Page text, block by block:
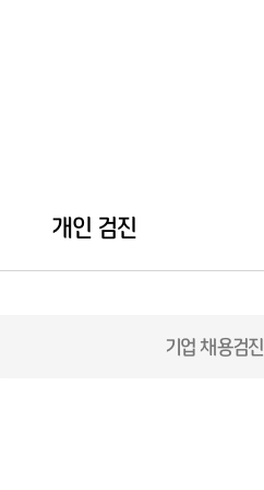
개인 검진
기업 채용검진